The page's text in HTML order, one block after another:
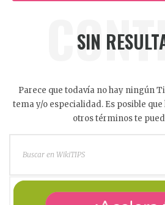
SIN
Parece que todavía no hay ningún
tema y/o especialidad. Es posible
otros términos te